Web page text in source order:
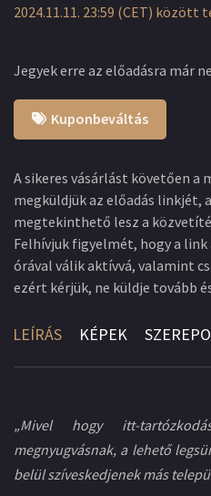
2024.11.11. 23:59 (CET)
Jegyek erre az előadásra már
Kuponbeváltás
A sikeres vásárlást követően a
megküldjük az előadás linkjét,
megtekinthető lesz a
Felhívjuk figyelmét, hogy a
órával válik aktívvá, valamint
ezért kérjük, ne küldje tovább
LEÍRÁS KÉPEK
„Mivel hogy itt-
megnyugvásnak, a lehető
belül szíveskedjenek más